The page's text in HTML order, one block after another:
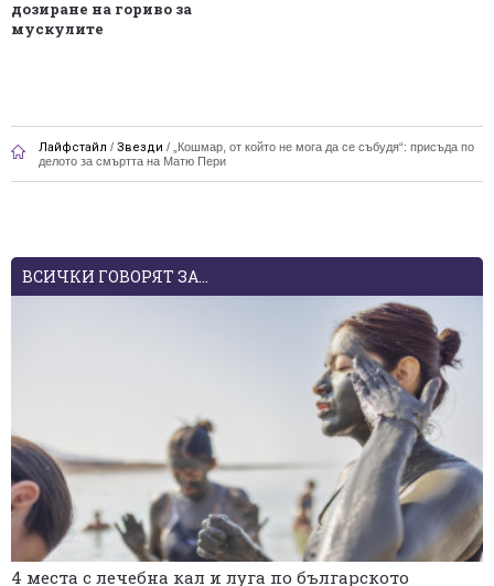
дозиране на гориво за
мускулите
Лайфстайл / Звезди /
„Кошмар, от който не мога да се събудя“: присъда по
делото за смъртта на Матю Пери
ВСИЧКИ ГОВОРЯТ ЗА...
4 места с лечебна кал и луга по българското